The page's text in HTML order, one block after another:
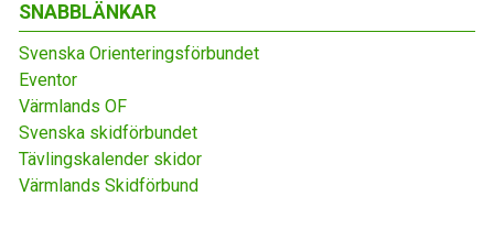
SNABBLÄNKAR
Svenska Orienteringsförbundet
Eventor
Värmlands OF
Svenska skidförbundet
Tävlingskalender skidor
Värmlands Skidförbund